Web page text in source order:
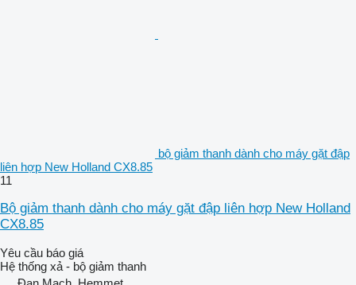
bộ giảm thanh dành cho máy gặt đập
liên hợp New Holland CX8.85
11
Bộ giảm thanh dành cho máy gặt đập liên hợp New Holland
CX8.85
Yêu cầu báo giá
Hệ thống xả - bộ giảm thanh